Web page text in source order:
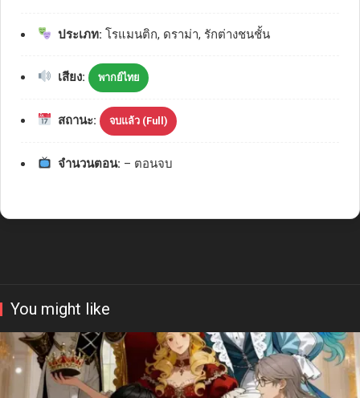
ประเภท: โรแมนติก, ดราม่า, รักต่างชนชั้น
เสียง: พากย์ไทย
สถานะ: จบแล้ว (Full)
จำนวนตอน: – ตอนจบ
You might like